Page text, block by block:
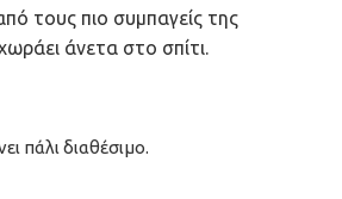
τους πιο συμπαγείς της
άνετα στο σπίτι.
πάλι διαθέσιμο.